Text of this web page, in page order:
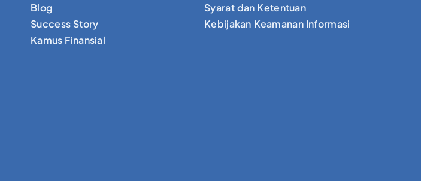
Blog
Success Story
Kamus Finansial
Syarat dan Ketentuan
Kebijakan Keamanan Informasi